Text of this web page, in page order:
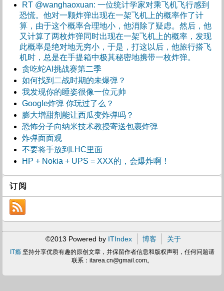
RT @wanghaoxuan: 一位统计学家对乘飞机飞行感到
恐慌。他对一颗炸弹出现在一架飞机上的概率作了计
算，由于这个概率合理地小，他消除了疑虑。然后，他
又计算了两枚炸弹同时出现在一架飞机上的概率，发现
此概率是绝对地无穷小，于是，打这以后，他旅行搭飞
机时，总是在手提箱中极其秘密地携带一枚炸弹。
贪吃蛇AI挑战赛第二季
如何找到二战时期的未爆弹？
我发现你的睡姿很像一位元帅
Google炸弹 你玩过了么？
膨大增甜剂能让西瓜变炸弹吗？
恐怖分子向纳米技术教授寄送包裹炸弹
炸弹面面观
不要将手放到LHC里面
HP + Nokia + UPS = XXX的，会爆炸啊！
订阅
©2013 Powered by ITIndex 博客 关于
IT瘾坚持分享优质有趣的原创文章，并保留作者信息和版权声明，任何问题请
联系： itarea.cn@gmail.com。